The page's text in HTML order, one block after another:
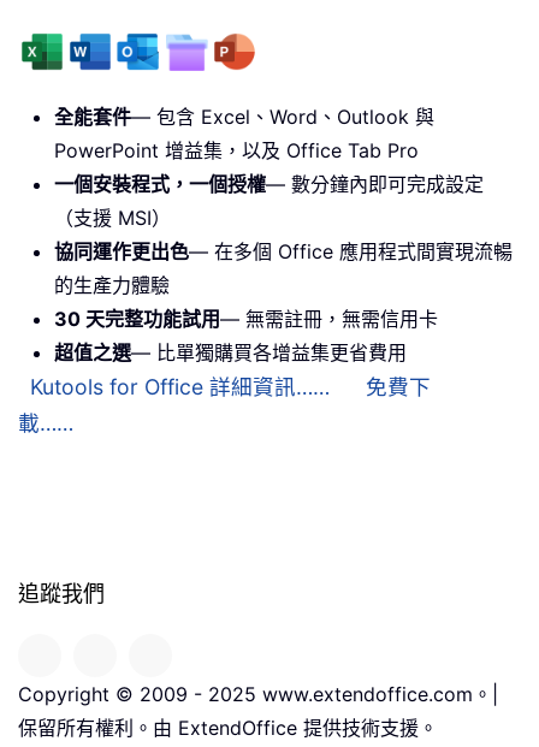
全能套件— 包含 Excel、Word、Outlook 與
PowerPoint 增益集，以及 Office Tab Pro
一個安裝程式，一個授權— 數分鐘內即可完成設定
（支援 MSI）
協同運作更出色— 在多個 Office 應用程式間實現流暢
的生產力體驗
30 天完整功能試用— 無需註冊，無需信用卡
超值之選— 比單獨購買各增益集更省費用
Kutools for Office 詳細資訊……
免費下
載……
追蹤我們
Copyright © 2009 - 2025 www.extendoffice.com。|
保留所有權利。由 ExtendOffice 提供技術支援。